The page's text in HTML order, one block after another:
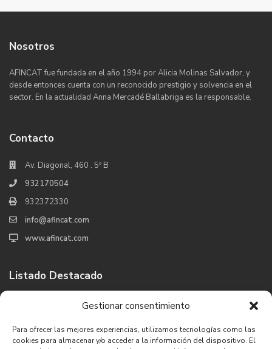
Gestionar consentimiento
Para ofrecer las mejores experiencias, utilizamos tecnologías como las
cookies para almacenar y/o acceder a la información del dispositivo. El
Nosotros
AFINCAT fue fundada en el año 1994 por Alicia Molinas Salvador, y
desde entonces cuenta con un reconocido prestigio y solvencia en el
sector. En la actualidad Anna Mercadé Ballabriga es la responsable.
Contacto
Av. Diagonal, 460 . 5º B
932170504
932372330
info@afincat.com
www.afincat.com
Listado Destacado
Venta Chalet Platja d´Aro, Girona